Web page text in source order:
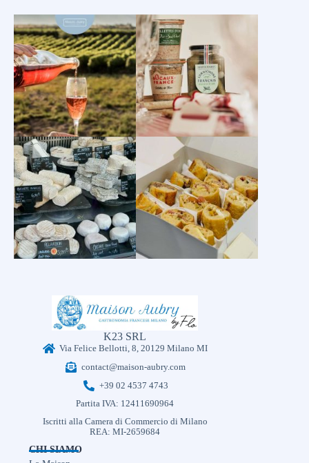
K23 SRL
Via Felice Bellotti, 8, 20129 Milano MI
contact@maison-aubry.com
+39 02 4537 4743
Partita IVA: 12411690964
Iscritti alla Camera di Commercio di Milano
REA: MI-2659684
CHI SIAMO